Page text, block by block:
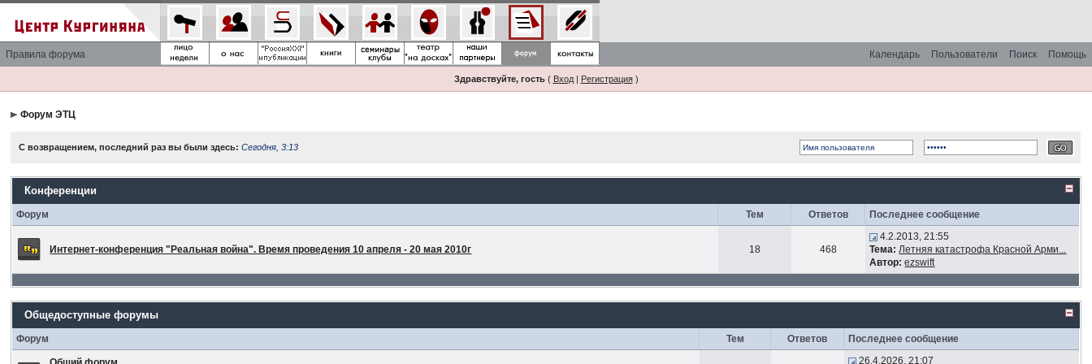
Правила форума Помощь
Поиск
Пользователи
Календарь
Здравствуйте, гость( Вход| Регистрация)
Форум ЭТЦ
С возвращением, последний раз вы были здесь:Сегодня, 3:13
Конференции
Форум Тем Ответов Последнее сообщение
Интернет-конференция "Реальная война". Время проведения 10 апреля - 20 мая 2010г 18 468
4.2.2013, 21:55
Тема: Летняя катастрофа Красной Арми...
Автор: ezswift
Общедоступные форумы
Форум Тем Ответов Последнее сообщение
26.4.2026, 21:07